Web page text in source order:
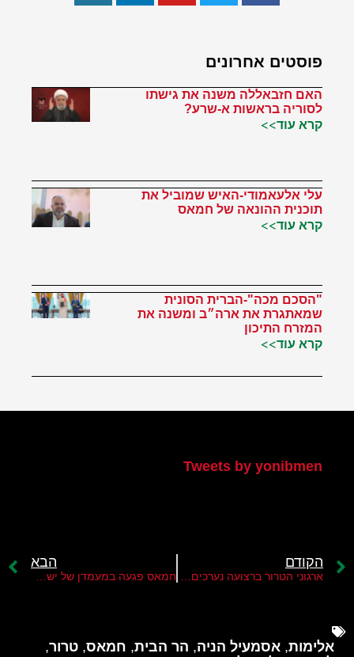
פוסטים אחרונים
האם חזבאללה משנה את גישתו
לסוריה בראשות א-שרע?
קרא עוד>>
עלי אלעאמודי-האיש שמוביל את
תוכנית ההונאה של חמאס
קרא עוד>>
"הסכם מכה"-הברית הסונית
שמאתגרת את ארה״ב ומשנה את
המזרח התיכון
קרא עוד>>
Tweets by yonibmen
הקודם
ארגוני הטרור ברצועה נערכים לעימות עם ישראל בסוף רמדאן
הבא
חמאס פגעה במעמדן של ישראל וירדן בהר הבית
אלימות, אסמעיל הניה, הר הבית, חמאס, טרור,